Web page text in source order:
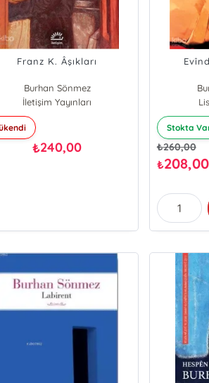
Franz K. Âşıkları
Burhan Sönmez
İletişim Yayınları
₺240,00
Stokta
₺260,00
₺208,00